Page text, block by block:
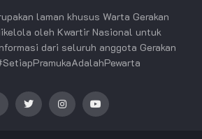
laman khusus Warta Gerakan
oleh Kwartir Nasional untuk
dari seluruh anggota Gerakan